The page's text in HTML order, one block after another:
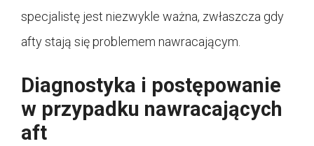
specjalistę jest niezwykle ważna, zwłaszcza gdy
afty stają się problemem nawracającym.
Diagnostyka i postępowanie
w przypadku nawracających
aft